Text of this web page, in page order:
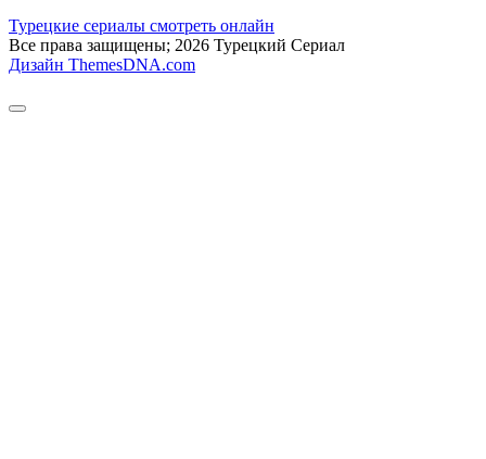
Турецкие сериалы смотреть онлайн
Все права защищены; 2026 Турецкий Сериал
Дизайн ThemesDNA.com